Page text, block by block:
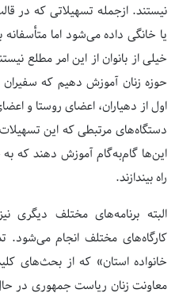
نیستند. ازجمله تسهیلاتی که در
یا خانگی داده می‌شود اما
خیلی از بانوان از این امر مطلع
حوزه زنان آموزش دهیم که
اول از دهیاران، اعضای روستا و
دستگاه‌های مرتبطی که این
این‌ها گام‌به‌گام آموزش دهند که
راه بیندازند.
البته برنامه‌های مختلف
کارگاه‌های مختلف انجام می‌شود.
خانواده استان» که از بحث‌های
معاونت زنان ریاست جمهوری در